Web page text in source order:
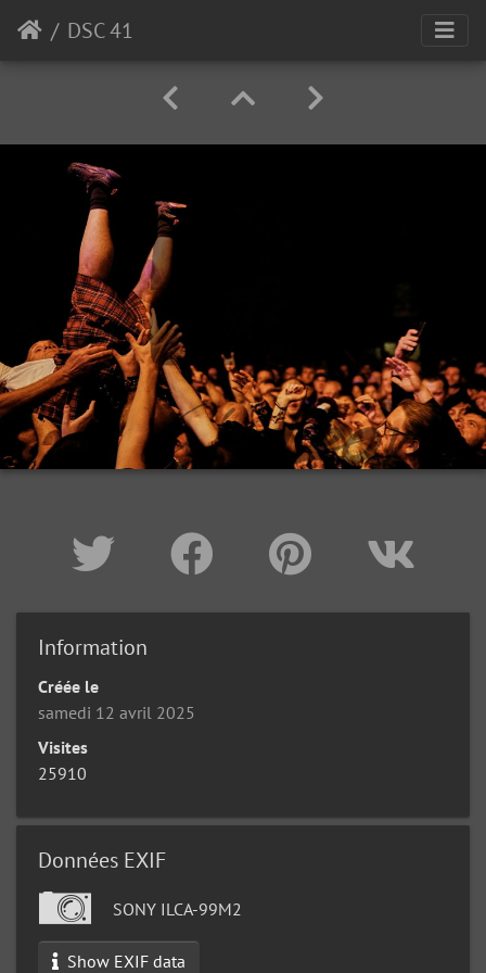
DSC 41
Information
Créée le
samedi 12 avril 2025
Visites
25910
Données EXIF
SONY ILCA-99M2
Show EXIF data